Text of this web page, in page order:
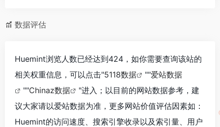
数据评估
Huemint浏览人数已经达到424，如你需要查询该站的
相关权重信息，可以点击"5118数据 ""爱站数据
""Chinaz数据
"进入；以目前的网站数据参考，建
议大家请以爱站数据为准，更多网站价值评估因素如：
Huemint的访问速度、搜索引擎收录以及索引量、用户